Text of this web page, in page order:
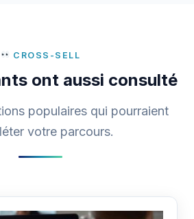
CROSS-SELL
ont aussi consulté
populaires qui pourraient
votre parcours.